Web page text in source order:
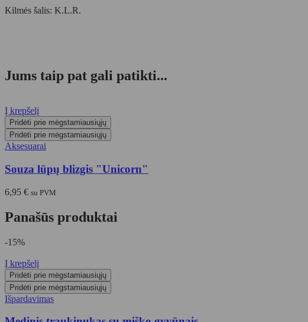
Kilmės šalis: K.L.R.
Jums taip pat gali patikti...
Į krepšelį
Pridėti prie mėgstamiausiųjų
Pridėti prie mėgstamiausiųjų
Aksesuarai
Souza lūpų blizgis "Unicorn"
6,95 € su PVM
Panašūs produktai
-15%
Į krepšelį
Pridėti prie mėgstamiausiųjų
Pridėti prie mėgstamiausiųjų
Išpardavimas